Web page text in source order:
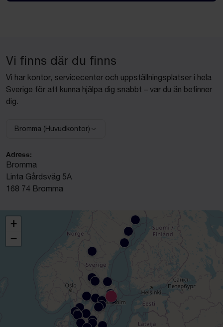
Vi finns där du finns
Vi har kontor, servicecenter och uppställningsplatser i hela
Sverige för att kunna hjälpa dig snabbt – var du än befinner
dig.
Välj anläggning:
Bromma (Huvudkontor)
Adress:
Bromma
Linta Gårdsväg 5A
168 74 Bromma
+
−